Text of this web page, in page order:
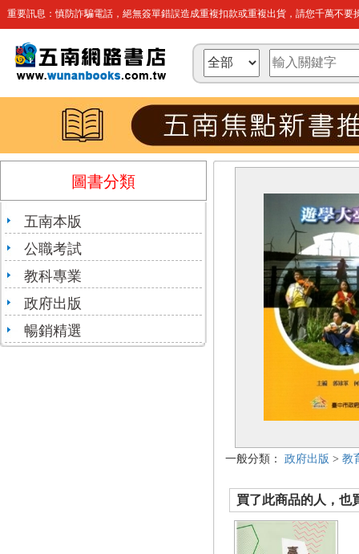
重要訊息：慎防詐騙電話，絕無簽單錯誤造成重複扣款或重複出貨，請您千萬不要
圖書分類
五南本版
公職考試
教科專業
政府出版
暢銷精選
一般分類： 政府出版 > 教
買了此商品的人，也